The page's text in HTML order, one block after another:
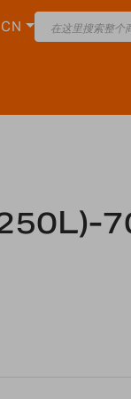
CN